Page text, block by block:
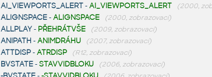
AI_VIEWPORTS_ALERT-AI_VIEWPORTS_ALERT (2000,
ALIGNSPACE-ALIGNSPACE (2000, zobrazovací)
ALLPLAY- PŘEHRÁTVŠE (2009, zobrazovací)
ANIPATH-ANIMDRÁHU (2007, zobrazovací)
ATTDISP-ATRDISP (R12, zobrazovací)
BVSTATE-STAVVIDBLOKU (2006, zobrazovací)